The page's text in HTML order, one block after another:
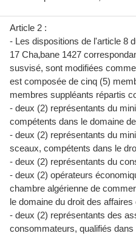
Article 2 :
- Les dispositions de l'article 8
17 Cha‚bane 1427
susvisé, sont modifiées
est composée de cinq (5)
membres suppléants répartis
- deux (2) représentants du
compétents dans le domaine
- deux (2) représentants du
sceaux, compétents dans le
- deux (2) représentants du
- deux (2) opérateurs
chambre algérienne de
le domaine du droit des
- deux (2) représentants des
consommateurs, qualifiés